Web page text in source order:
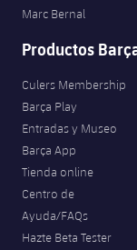
Femenino
Agenda
Jugadores
Calendario
Resultados
Actualidad
Calendario
Resultados
Hockey
Hockey
Hockey
plusicon
más
Actualidad
Plantilla
Agenda
Escuela de
Rugby
plusicon
más
Actualidad
Voleibol
Marc Bernal
Productos
Culers Membership
Barça Play
Entradas y Museo
Barça App
Tienda online
Centro de
Ayuda/FAQs
Hazte Beta Tester